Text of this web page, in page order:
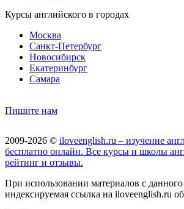
Курсы английского в городах
Москва
Санкт-Петербург
Новосибирск
Екатеринбург
Самара
Пишите нам
2009-2026 © iloveenglish.ru – изучение
бесплатно онлайн. Все курсы и школы
рейтинг и отзывы.
При использовании материалов с данного
индексируемая ссылка на iloveenglish.ru